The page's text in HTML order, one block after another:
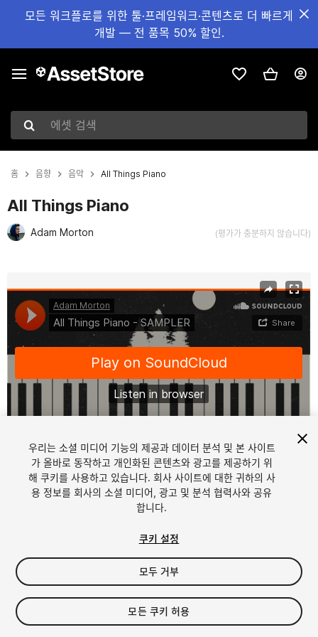
모든 워크플로를 위한 툴·프레임워크·콘텐츠로 더 빠르게
개발 — 전 품목 50% 할인.
에셋 검색
홈 음향 음악 All Things Piano
All Things Piano
Adam Morton (평가가 충분하지 않습니다)
1/2
$19.99
세금/부가세는 결제 시 반영됩니다.
우리는 소셜 미디어 기능의 제공과 데이터 분석 및 본 사이트
가 올바로 동작하고 개인화된 콘텐츠와 광고를 제공하기 위
해 쿠키를 사용하고 있습니다. 회사 사이트에 대한 귀하의 사
용 정보를 회사의 소셜 미디어, 광고 및 분석 협력사와 공유
합니다.
쿠키 설정
모두 거부
모든 쿠키 허용